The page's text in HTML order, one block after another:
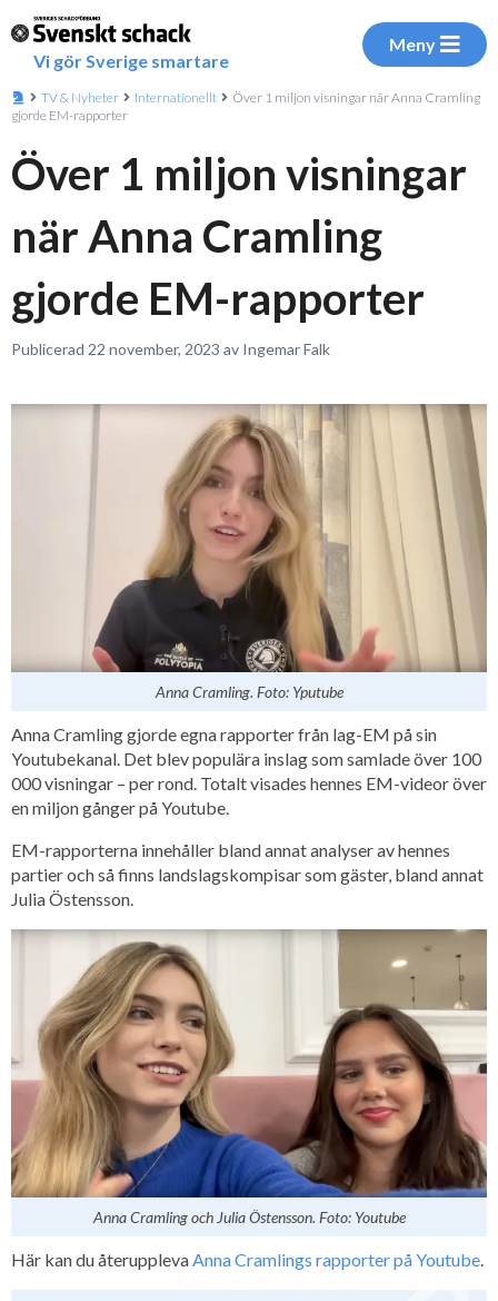
Vi gör Sverige smartare
Meny
TV & Nyheter Internationellt
Över 1 miljon visningar när Anna Cramling
gjorde EM-rapporter
Över 1 miljon visningar
när Anna Cramling
gjorde EM-rapporter
Publicerad 22 november, 2023 av Ingemar Falk
Anna Cramling. Foto: Yputube
Anna Cramling gjorde egna rapporter från lag-EM på sin
Youtubekanal. Det blev populära inslag som samlade över 100
000 visningar – per rond. Totalt visades hennes EM-videor över
en miljon gånger på Youtube.
EM-rapporterna innehåller bland annat analyser av hennes
partier och så finns landslagskompisar som gäster, bland annat
Julia Östensson.
Anna Cramling och Julia Östensson. Foto: Youtube
Här kan du återupplevaAnna Cramlings rapporter på Youtube.